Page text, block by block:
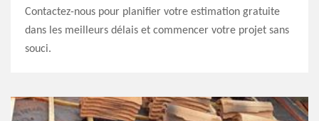
Contactez-nous pour planifier votre estimation gratuite
dans les meilleurs délais et commencer votre projet sans
souci.